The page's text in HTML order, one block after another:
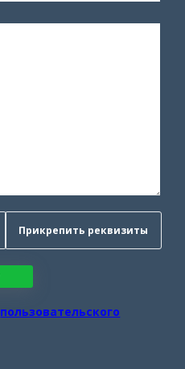
Прикрепить реквизиты
пользовательского